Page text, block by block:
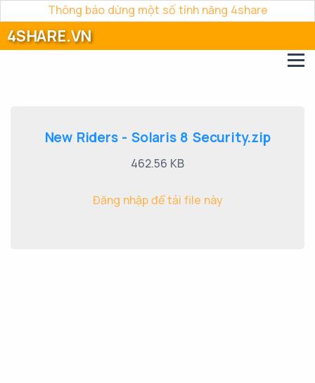
Thông báo dừng một số tính năng 4share
4SHARE.VN
New Riders - Solaris 8 Security.zip
462.56 KB
Đăng nhập để tải file này